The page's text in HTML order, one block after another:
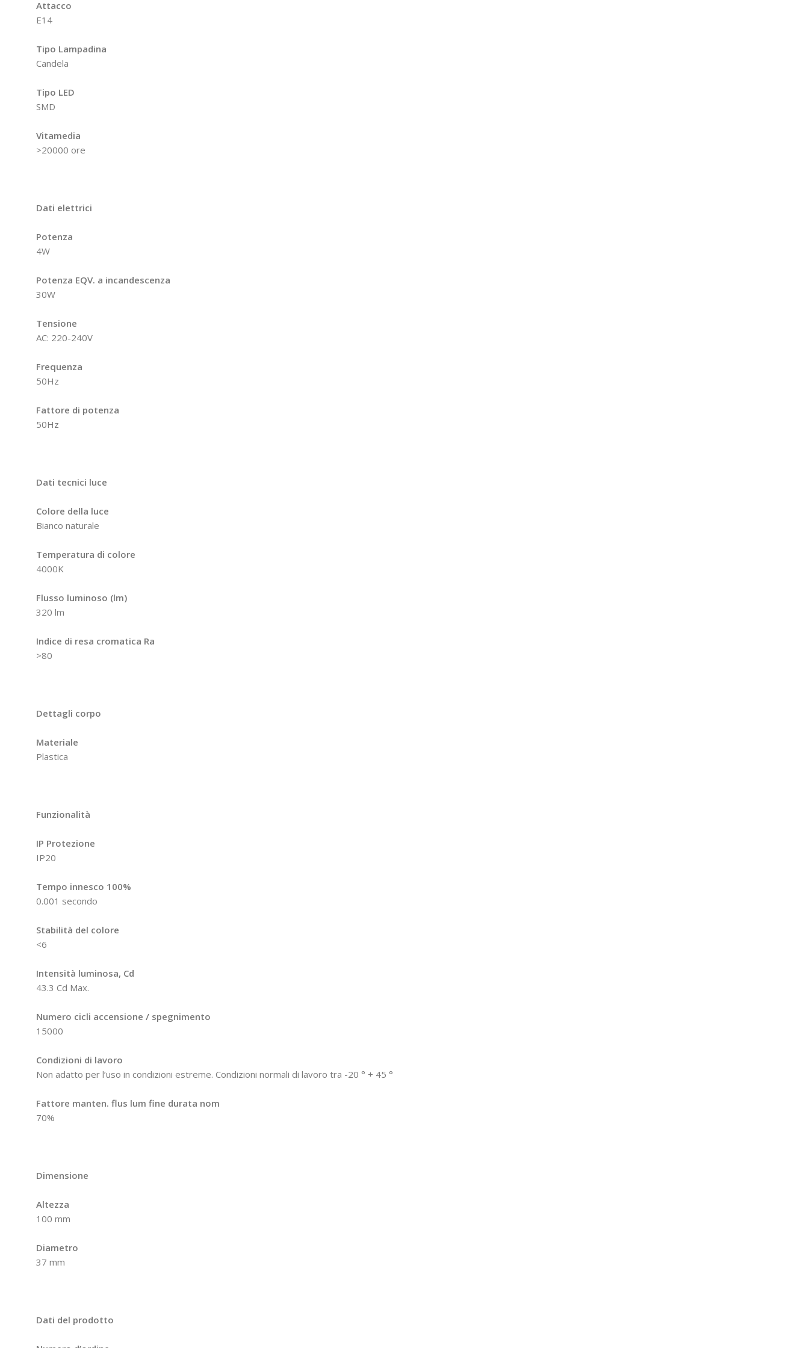
Attacco
E14
Tipo Lampadina
Candela
Tipo LED
SMD
Vitamedia
>20000 ore
Dati elettrici
Potenza
4W
Potenza EQV. a incandescenza
30W
Tensione
AC: 220-240V
Frequenza
50Hz
Fattore di potenza
50Hz
Dati tecnici luce
Colore della luce
Bianco naturale
Temperatura di colore
4000K
Flusso luminoso (lm)
320 lm
Indice di resa cromatica Ra
>80
Dettagli corpo
Materiale
Plastica
Funzionalità
IP Protezione
IP20
Tempo innesco 100%
0.001 secondo
Stabilità del colore
<6
Intensità luminosa, Cd
43.3 Cd Max.
Numero cicli accensione / spegnimento
15000
Condizioni di lavoro
Non adatto per l’uso in condizioni estreme. Condizioni normali di lavoro tra -20 ° + 45 °
Fattore manten. flus lum fine durata nom
70%
Dimensione
Altezza
100 mm
Diametro
37 mm
Dati del prodotto